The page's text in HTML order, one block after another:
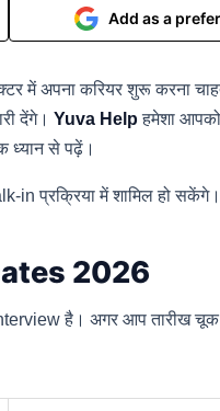
Add as a
में अपना करियर शुरू करना
देंगे। Yuva Help हमेशा
ध्यान से पढ़ें।
in प्रक्रिया में शामिल हो सकेंगे।
2026
है। अगर आप तारीख चूक